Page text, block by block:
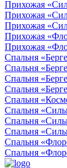
Прихожая
Прихожая
Прихожая
Прихожая
Прихожая
Спальня
Спальня
Спальня
Спальня
Спальня
Спальня
Спальня
Спальня
Спальня
Спальня